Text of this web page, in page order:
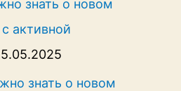
знать о новом
активной
знать о новом